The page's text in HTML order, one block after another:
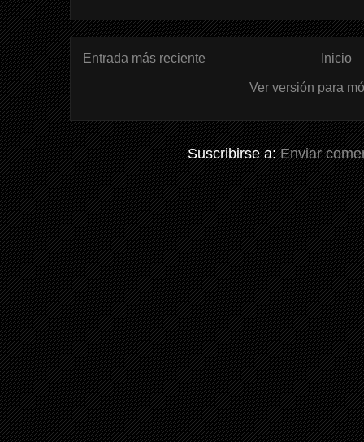
Entrada más reciente Inicio
Ver versión para
Suscribirse a:Enviar